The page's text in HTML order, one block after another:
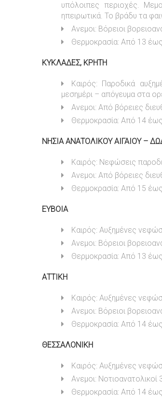
υπόλοιπες περιοχές.
ηπειρωτικά. Το βράδυ τα
Ανεμοι: Βόρειοι
Θερμοκρασία: Από 13
ΚΥΚΛΑΔΕΣ, ΚΡΗΤΗ
Καιρός: Παροδικά
μεσημέρι – απόγευμα στα
Ανεμοι: Από βόρειες
Θερμοκρασία: Από 14
ΝΗΣΙΑ ΑΝΑΤΟΛΙΚΟΥ ΑΙΓΑΙΟΥ –
Καιρός: Νεφώσεις
Ανεμοι: Από βόρειες
Θερμοκρασία: Από 15
ΕΥΒΟΙΑ
Καιρός: Αυξημένες
Ανεμοι: Βόρειοι
Θερμοκρασία: Από 13
ΑΤΤΙΚΗ
Καιρός: Αυξημένες
Ανεμοι: Βόρειοι
Θερμοκρασία: Από 14
ΘΕΣΣΑΛΟΝΙΚΗ
Καιρός: Αυξημένες
Ανεμοι:
Θερμοκρασία: Από 14